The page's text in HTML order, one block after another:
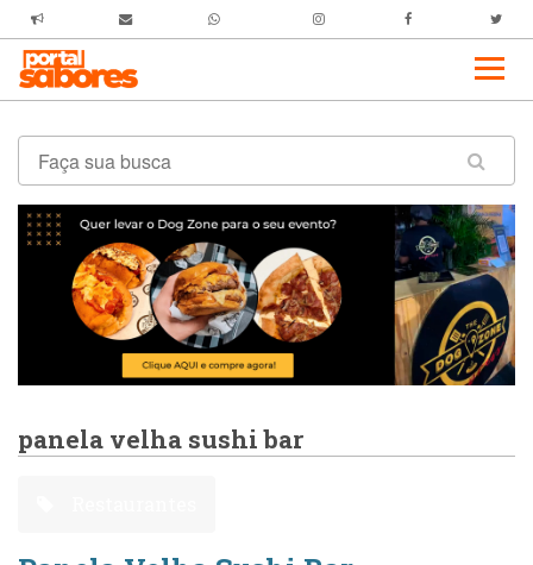
panela velha sushi bar